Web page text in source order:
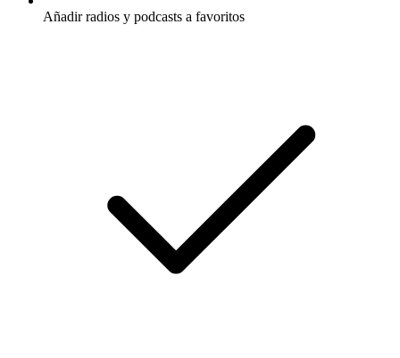
Añadir radios y podcasts a favoritos